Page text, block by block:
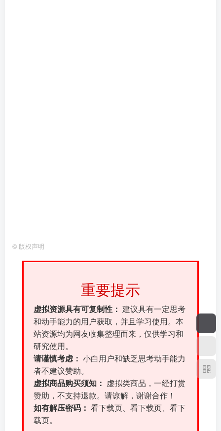
© 版权声明
重要提示
虚拟资源具有可复制性： 建议具有一定思考
和动手能力的用户获取，并且学习使用。本
站资源均为网友收集整理而来，仅供学习和
研究使用。
请谨慎考虑： 小白用户和缺乏思考动手能力
者不建议赞助。
虚拟商品购买须知：
虚拟类商品，一经打赏
赞助，不支持退款。请谅解，谢谢合作！
如有解压密码： 看下载页、看下载页、看下
载页。